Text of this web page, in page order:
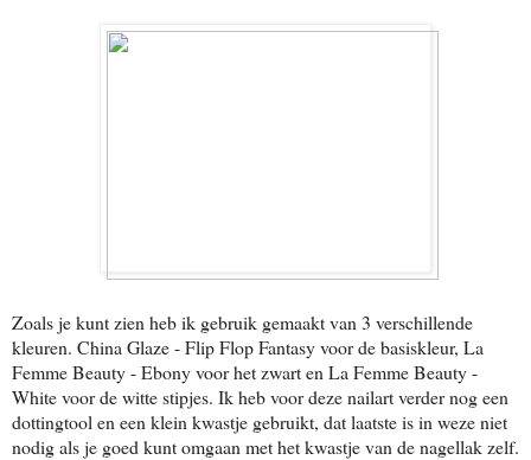
Zoals je kunt zien heb ik gebruik gemaakt van 3 verschillende
kleuren. China Glaze - Flip Flop Fantasy voor de basiskleur, La
Femme Beauty - Ebony voor het zwart en La Femme Beauty -
White voor de witte stipjes. Ik heb voor deze nailart verder nog een
dottingtool en een klein kwastje gebruikt, dat laatste is in weze niet
nodig als je goed kunt omgaan met het kwastje van de nagellak zelf.